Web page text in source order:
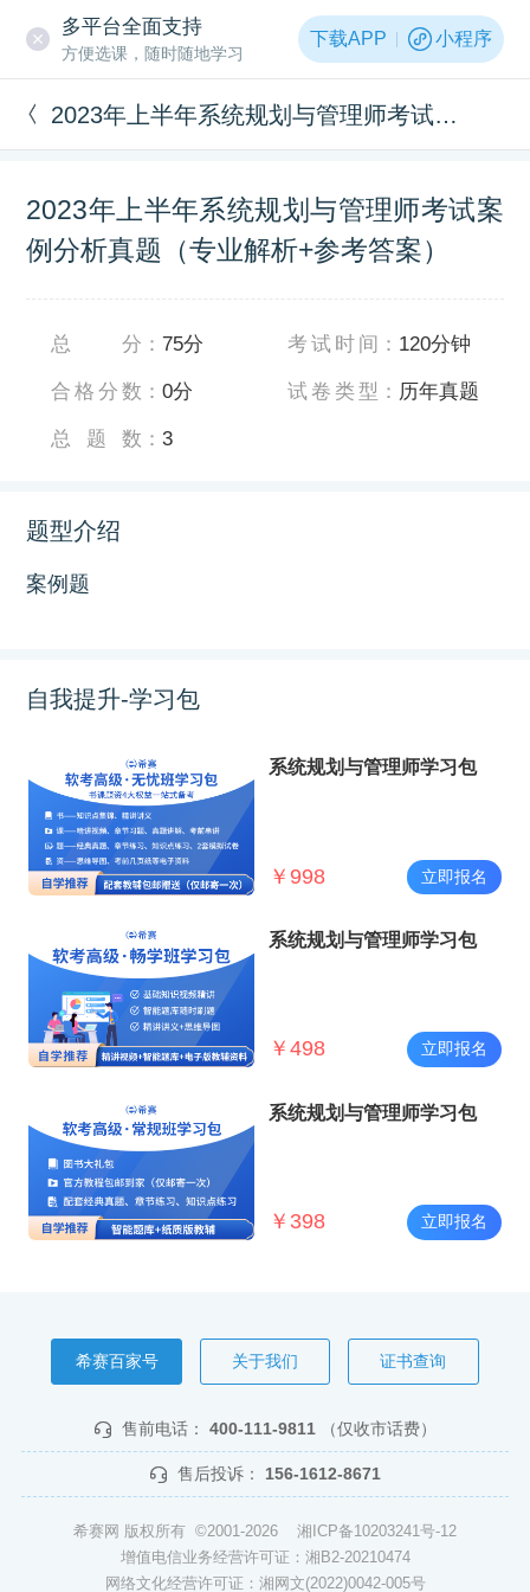
多平台全面支持
方便选课，随时随地学习
下载APP 小程序
2023年上半年系统规划与管理师考试案例分析真题（专业解析+参考答案）
2023年上半年系统规划与管理师考试案
例分析真题（专业解析+参考答案）
总分 ：75分
合格分数 ：0分
总题数 ：3
考试时间 ： 120分钟
试卷类型 ： 历年真题
题型介绍
案例题
自我提升-学习包
系统规划与管理师学习包
￥ 998 立即报名
系统规划与管理师学习包
￥ 498 立即报名
系统规划与管理师学习包
￥ 398 立即报名
希赛百家号 关于我们 证书查询
售前电话： 400-111-9811 （仅收市话费）
售后投诉： 156-1612-8671
希赛网 版权所有 ©2001-2026 湘ICP备10203241号-12
增值电信业务经营许可证：湘B2-20210474
网络文化经营许可证：湘网文(2022)0042-005号